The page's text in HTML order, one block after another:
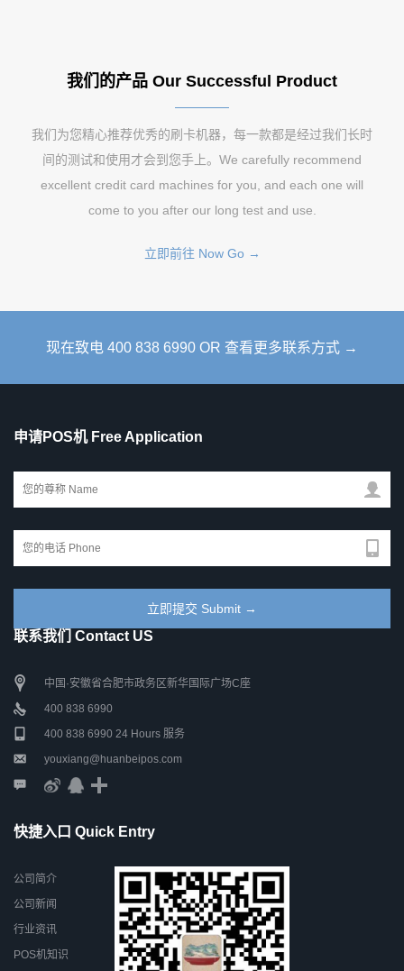
我们的产品 Our Successful Product
我们为您精心推荐优秀的刷卡机器，每一款都是经过我们长时
间的测试和使用才会到您手上。We carefully recommend
excellent credit card machines for you, and each one will
come to you after our long test and use.
立即前往 Now Go →
现在致电 400 838 6990 OR 查看更多联系方式 →
申请POS机 Free Application
联系我们 Contact US
中国·安徽省合肥市政务区新华国际广场C座
400 838 6990
400 838 6990 24 Hours 服务
youxiang@huanbeipos.com
快捷入口 Quick Entry
公司简介
公司新闻
行业资讯
POS机知识